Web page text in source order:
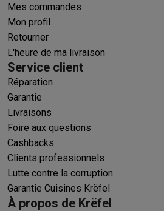
Mes commandes
Mon profil
Retourner
L'heure de ma livraison
Service client
Réparation
Garantie
Livraisons
Foire aux questions
Cashbacks
Clients professionnels
Lutte contre la corruption
Garantie Cuisines Krëfel
À propos de Krëfel